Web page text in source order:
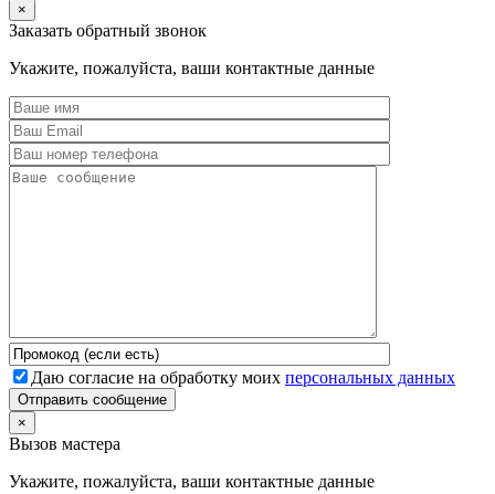
×
Заказать обратный звонок
Укажите, пожалуйста, ваши контактные данные
Даю согласие на обработку моих персональных данных
Отправить сообщение
×
Вызов мастера
Укажите, пожалуйста, ваши контактные данные